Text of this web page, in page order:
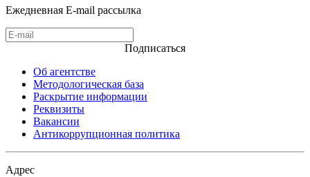
Ежедневная E-mail рассылка
Подписаться
Об агентстве
Методологическая база
Раскрытие информации
Реквизиты
Вакансии
Антикоррупционная политика
Адрес